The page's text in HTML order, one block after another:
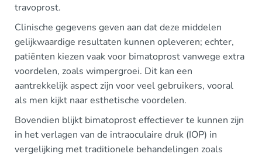
travoprost.
Clinische gegevens geven aan dat deze middelen
gelijkwaardige resultaten kunnen opleveren; echter,
patiënten kiezen vaak voor bimatoprost vanwege extra
voordelen, zoals wimpergroei. Dit kan een
aantrekkelijk aspect zijn voor veel gebruikers, vooral
als men kijkt naar esthetische voordelen.
Bovendien blijkt bimatoprost effectiever te kunnen zijn
in het verlagen van de intraoculaire druk (IOP) in
vergelijking met traditionele behandelingen zoals